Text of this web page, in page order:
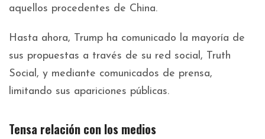
aquellos procedentes de China.
Hasta ahora, Trump ha comunicado la mayoría de
sus propuestas a través de su red social, Truth
Social, y mediante comunicados de prensa,
limitando sus apariciones públicas.
Tensa relación con los medios